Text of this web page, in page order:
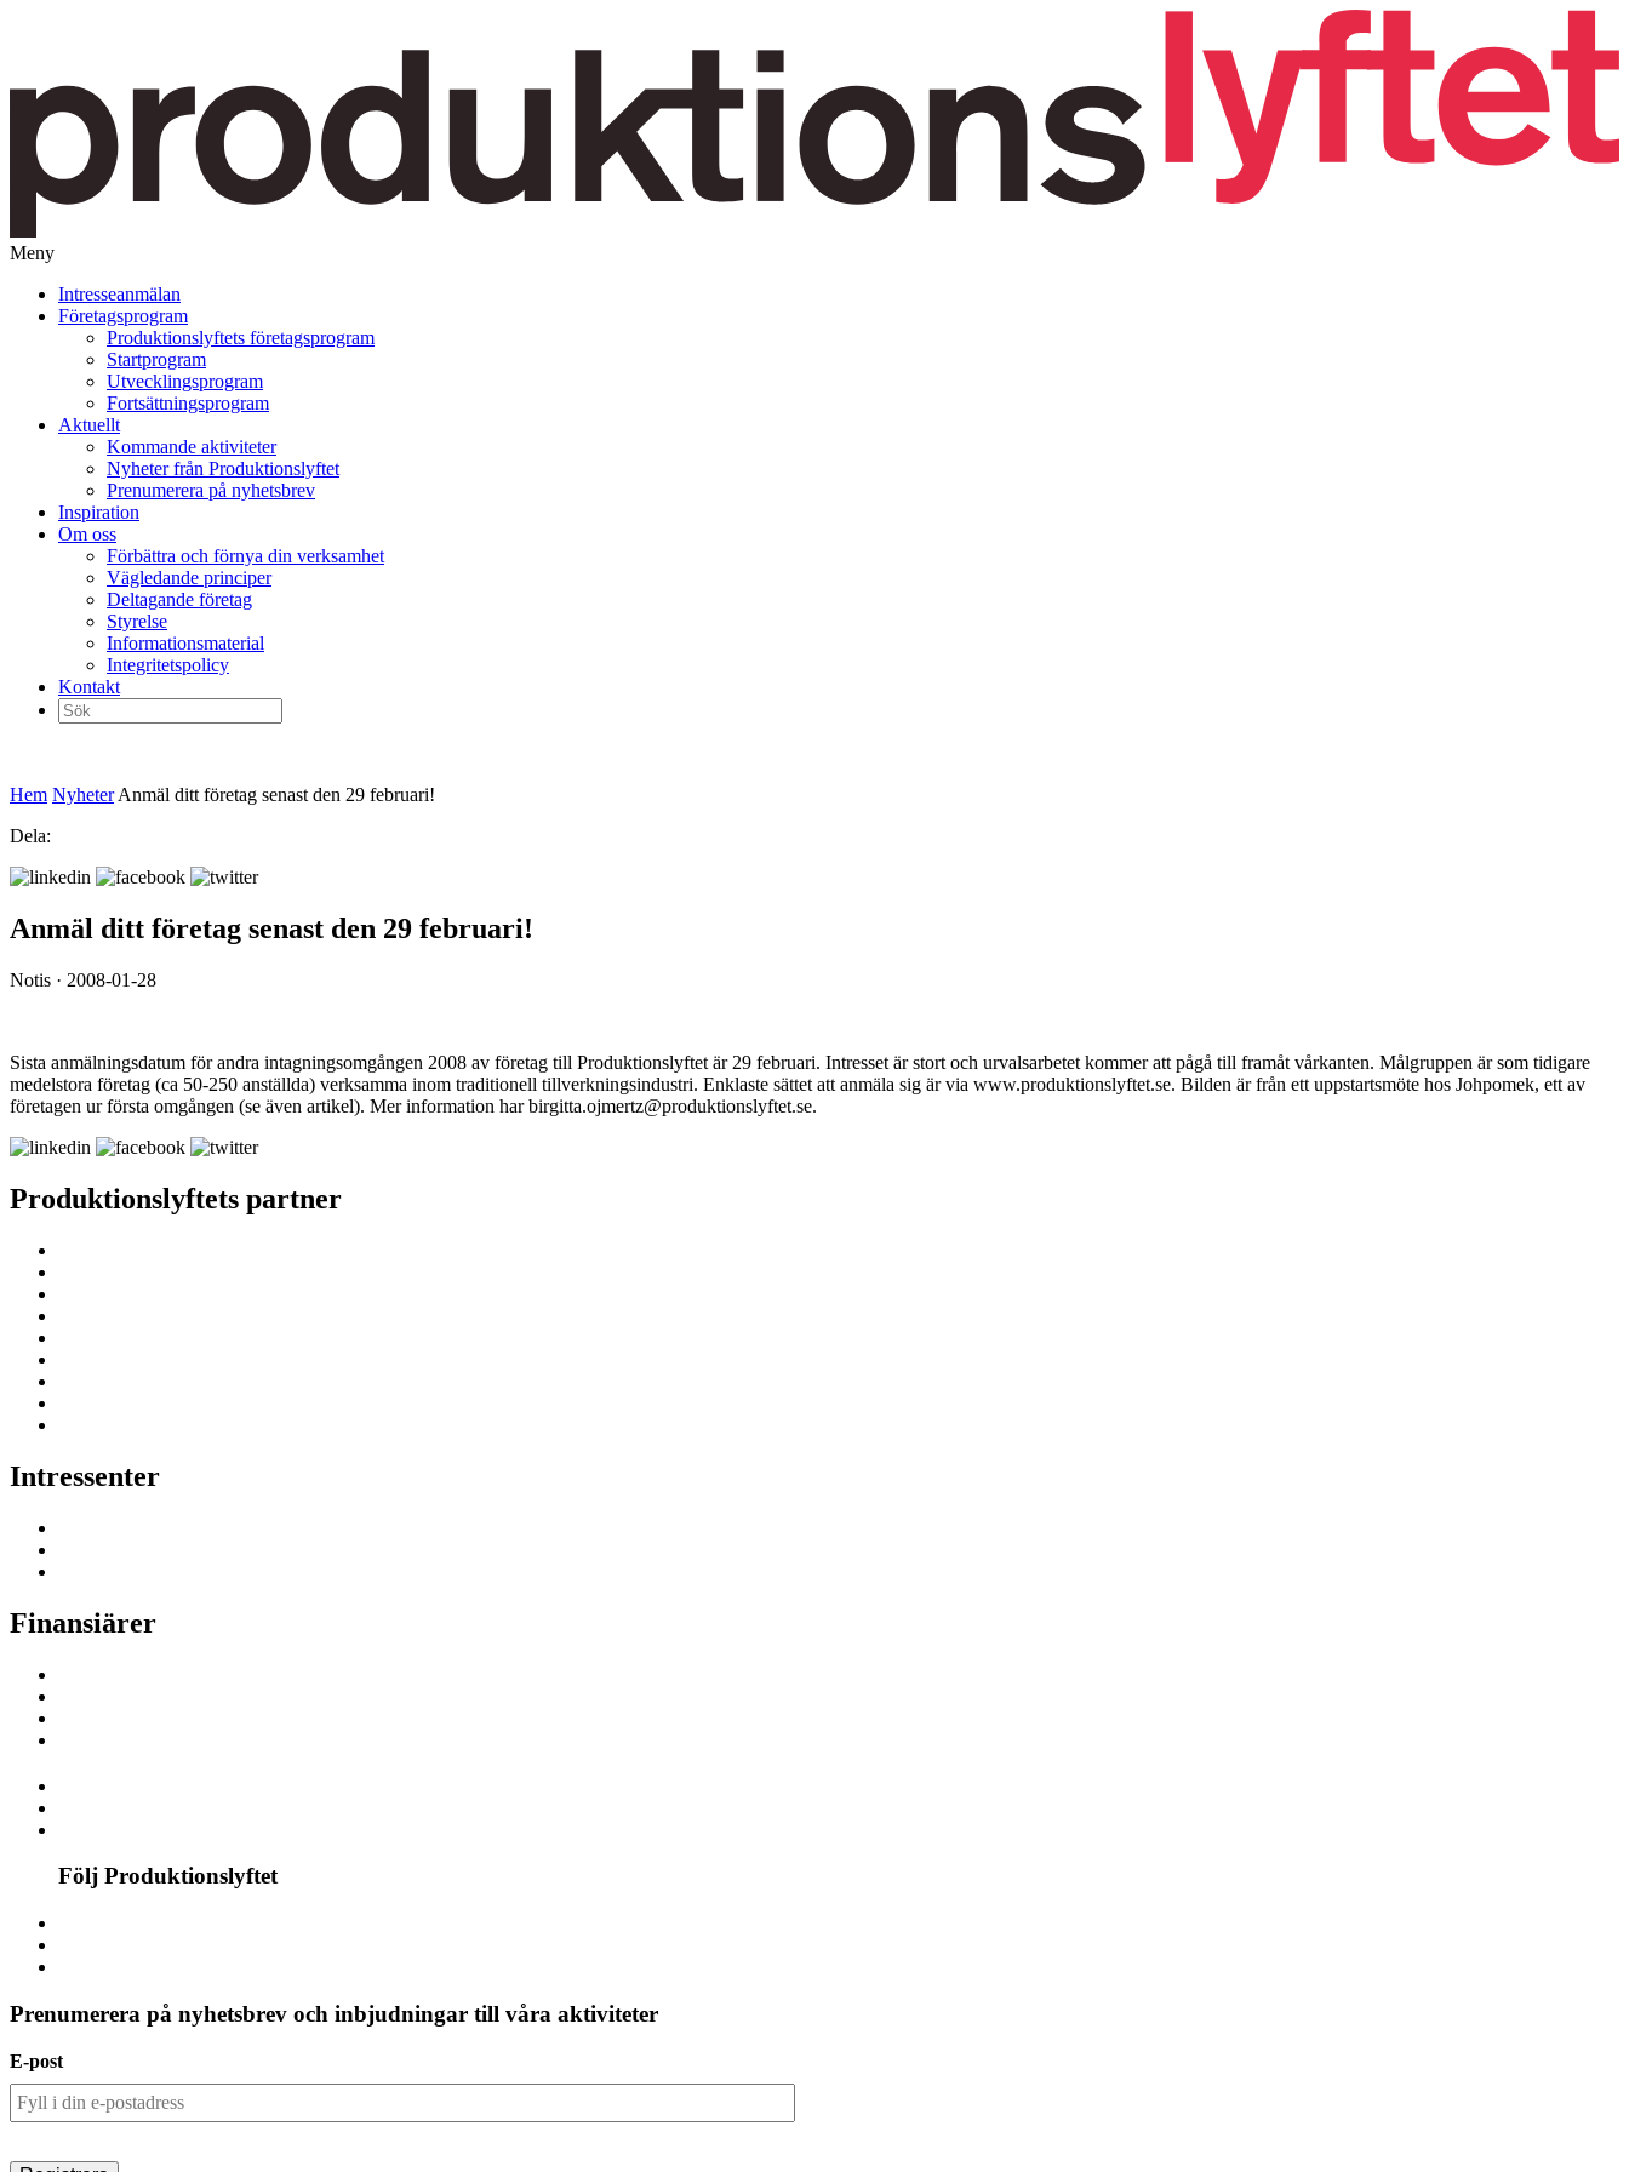
Meny
vidare
Intresseanmälan
Företagsprogram
Produktionslyftets företagsprogram
Startprogram
Utvecklingsprogram
Fortsättningsprogram
Aktuellt
Kommande aktiviteter
Nyheter från Produktionslyftet
Prenumerera på nyhetsbrev
Inspiration
Om oss
Förbättra och förnya din verksamhet
Vägledande principer
Deltagande företag
Styrelse
Informationsmaterial
Integritetspolicy
Kontakt
Sök
efter:
Hem Nyheter Anmäl ditt företag senast den 29 februari!
Dela:
Anmäl ditt företag senast den 29 februari!
Notis · 2008-01-28
Sista anmälningsdatum för andra intagningsomgången 2008 av företag till Produktionslyftet är 29 februari. Intresset är stort och urvalsarbetet kommer att pågå till framåt vårkanten. Målgruppen är som tidigare
medelstora företag (ca 50-250 anställda) verksamma inom traditionell tillverkningsindustri. Enklaste sättet att anmäla sig är via www.produktionslyftet.se. Bilden är från ett uppstartsmöte hos Johpomek, ett av
företagen ur första omgången (se även artikel). Mer information har birgitta.ojmertz@produktionslyftet.se.
Produktionslyftets partner
Intressenter
Finansiärer
Följ Produktionslyftet
Prenumerera på nyhetsbrev och inbjudningar till våra aktiviteter
E-post